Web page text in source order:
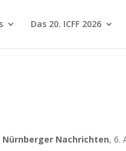
Das 20. ICFF 2026
Nürnberger Nachrichten, 6.